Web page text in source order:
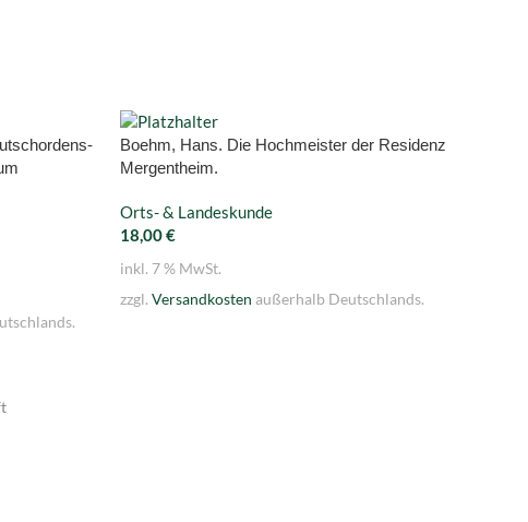
Boehm, Hans. Die Hochmeister der Residenz
Mergentheim.
Orts- & Landeskunde
18,00€
inkl. 7 % MwSt.
zzgl. Versandkosten außerhalb Deutschlands.